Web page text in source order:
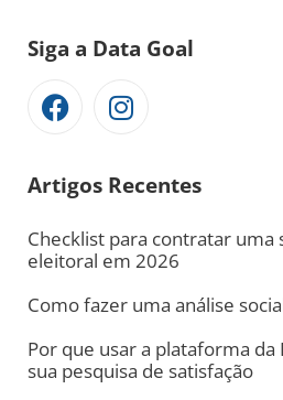
Siga a Data Goal
Artigos Recentes
Checklist para contratar uma
eleitoral em 2026
Como fazer uma análise
Por que usar a plataforma da
sua pesquisa de satisfação